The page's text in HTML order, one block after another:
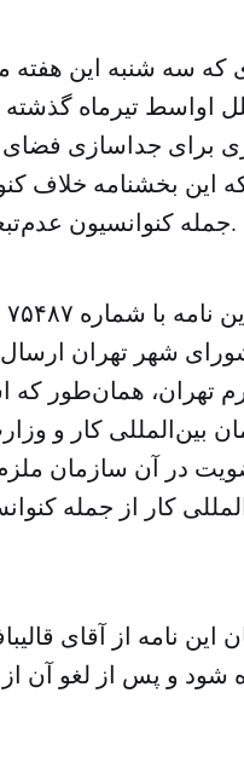
که سه شنبه این
اواسط تیرماه
برای جداسازی
بخشنامه خلاف
جمله کنوانسیون عدم‌تبعیض در اشتغال و حرفه است.
شهر تهران
تهران، همان‌طور
بین‌المللی کار و
در آن سازمان
کار از جمله
این نامه از آقای
شود و پس از لغو آن